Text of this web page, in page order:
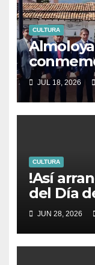
CULTURA
JUL 18, 2026
CULTURA
!Así
del Día
de la Sal!
JUN 28, 2026